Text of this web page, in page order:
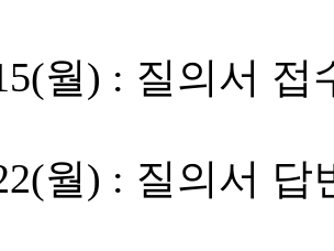
월) : 질의서
월) : 질의서 답